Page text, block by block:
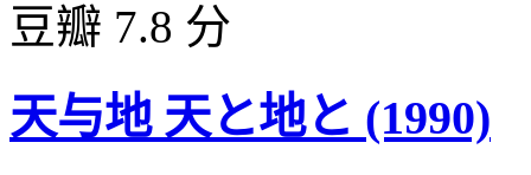
豆瓣 7.8 分
天与地 天と地と (1990)